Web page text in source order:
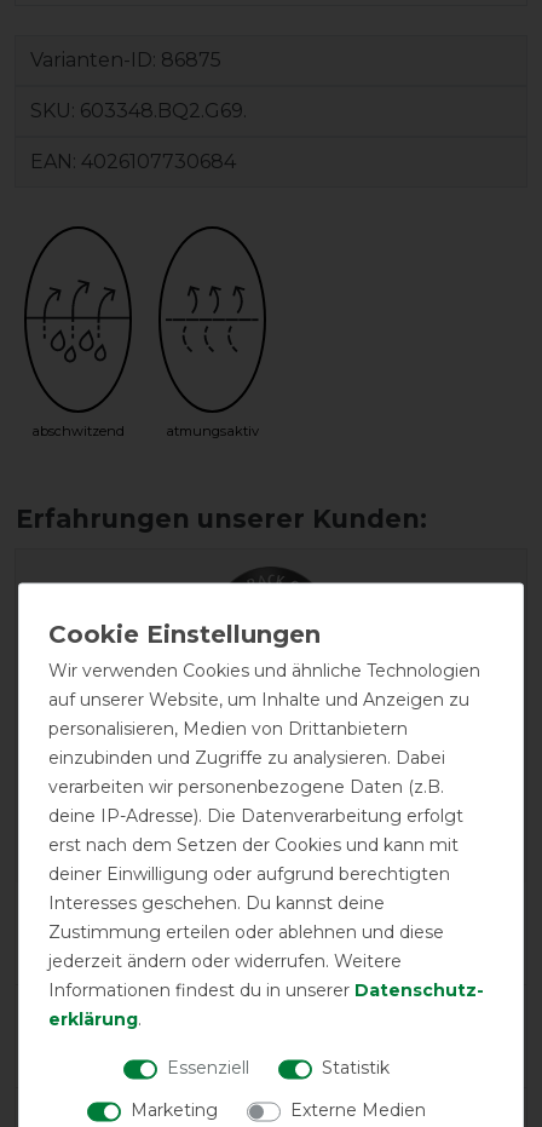
Varianten-ID: 86875
SKU: 603348.BQ2.G69.
EAN: 4026107730684
abschwitzend atmungsaktiv
EXCELLENT
Busse Liner 3D Air SL
Product Reviews
1
5 /5
Wir verwenden Cookies und ähnliche Technologien
auf unserer Website, um Inhalte und Anzeigen zu
personalisieren, Medien von Drittanbietern
einzubinden und Zugriffe zu analysieren. Dabei
verarbeiten wir personenbezogene Daten (z.B.
deine IP-Adresse). Die Datenverarbeitung erfolgt
erst nach dem Setzen der Cookies und kann mit
deiner Einwilligung oder aufgrund berechtigten
Interesses geschehen. Du kannst deine
Zustimmung erteilen oder ablehnen und diese
jederzeit ändern oder widerrufen. Weitere
Informationen findest du in unserer Daten­schutz­
erklärung.
Essenziell
Statistik
Marketing
Externe Medien